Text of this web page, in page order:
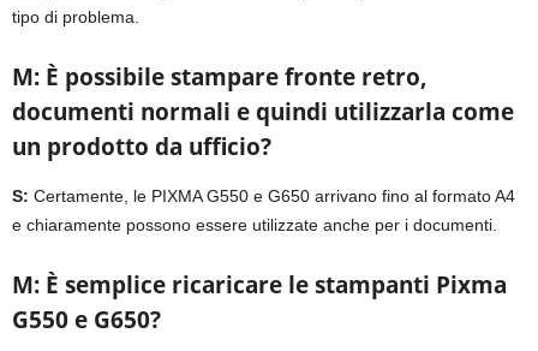
tipo di problema.
M: È possibile stampare fronte retro,
documenti normali e quindi utilizzarla come
un prodotto da ufficio?
S: Certamente, le PIXMA G550 e G650 arrivano fino al formato A4
e chiaramente possono essere utilizzate anche per i documenti.
M: È semplice ricaricare le stampanti Pixma
G550 e G650?